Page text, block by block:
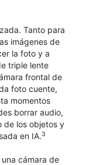
Tanto para
imágenes de
la foto y a
triple lente
frontal de
foto cuente,
momentos
borrar audio,
de los objetos y
en IA.3
una cámara de